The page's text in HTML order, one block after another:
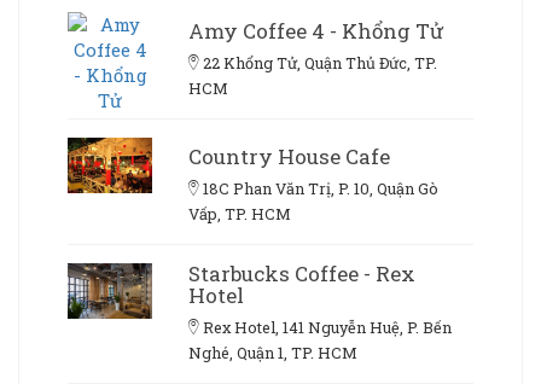
Amy Coffee 4 - Khổng Tử
22 Khổng Tử, Quận Thủ Đức, TP.
HCM
Country House Cafe
18C Phan Văn Trị, P. 10, Quận Gò
Vấp, TP. HCM
Starbucks Coffee - Rex
Hotel
Rex Hotel, 141 Nguyễn Huệ, P. Bến
Nghé, Quận 1, TP. HCM